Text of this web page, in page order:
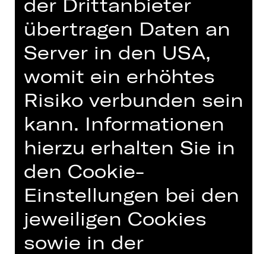
Chor des Staatstheaters Nürnberg
2. Alt
Foto © Ludwig Olah
IN DIESER SPIELZEIT
der Drittanbieter
übertragen Daten an
Server in den USA,
womit ein erhöhtes
Risiko verbunden sein
kann. Informationen
hierzu erhalten Sie in
den Cookie-
Einstellungen bei den
jeweiligen Cookies
sowie in der